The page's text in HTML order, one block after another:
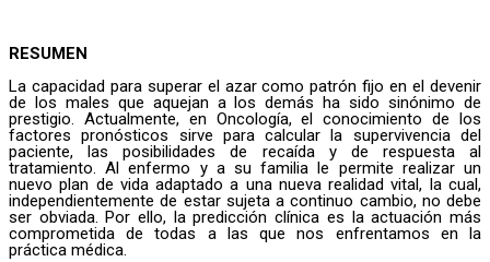
RESUMEN
La capacidad para superar el azar como patrón fijo en el devenir
de los males que aquejan a los demás ha sido sinónimo de
prestigio. Actualmente, en Oncología, el conocimiento de los
factores pronósticos sirve para calcular la supervivencia del
paciente, las posibilidades de recaída y de respuesta al
tratamiento. Al enfermo y a su familia le permite realizar un
nuevo plan de vida adaptado a una nueva realidad vital, la cual,
independientemente de estar sujeta a continuo cambio, no debe
ser obviada. Por ello, la predicción clínica es la actuación más
comprometida de todas a las que nos enfrentamos en la
práctica médica.